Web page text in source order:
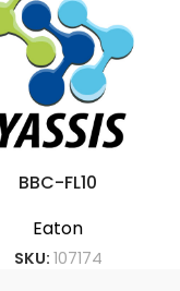
BBC-FL10
Eaton
SKU: 107174